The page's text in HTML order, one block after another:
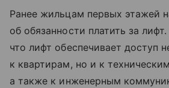
Ранее жильцам первых этажей
об обязанности платить за
что лифт обеспечивает доступ
к квартирам, но и к
а также к инженерным